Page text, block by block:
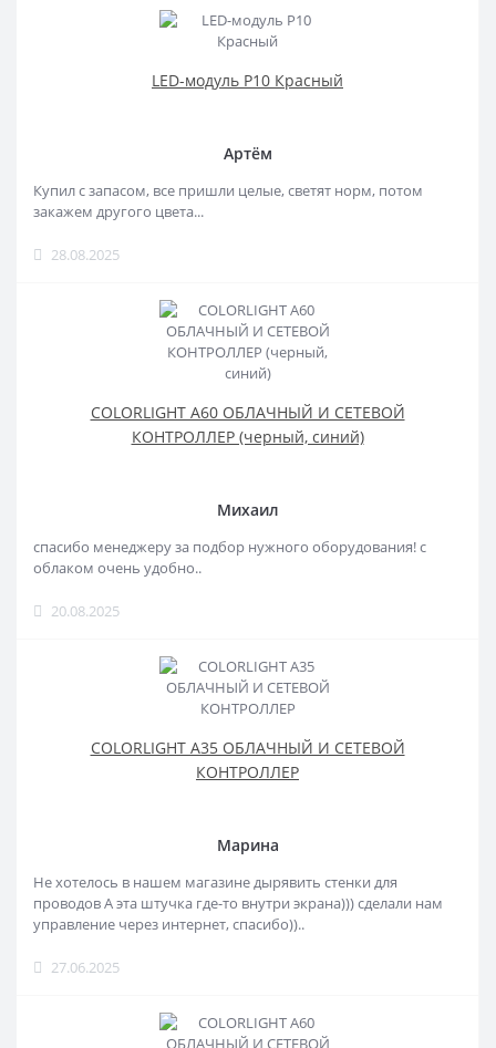
LED-модуль P10 Красный
Артём
Купил с запасом, все пришли целые, светят норм, потом
закажем другого цвета...
28.08.2025
COLORLIGHT A60 ОБЛАЧНЫЙ И СЕТЕВОЙ
КОНТРОЛЛЕР (черный, синий)
Михаил
спасибо менеджеру за подбор нужного оборудования! с
облаком очень удобно..
20.08.2025
COLORLIGHT A35 ОБЛАЧНЫЙ И СЕТЕВОЙ
КОНТРОЛЛЕР
Марина
Не хотелось в нашем магазине дырявить стенки для
проводов А эта штучка где-то внутри экрана))) сделали нам
управление через интернет, спасибо))..
27.06.2025